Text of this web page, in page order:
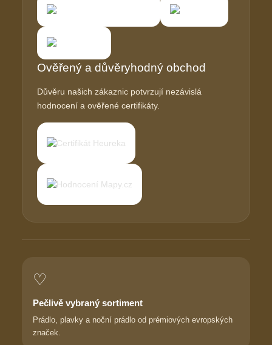
Ověřený a důvěryhodný obchod
Důvěru našich zákaznic potvrzují nezávislá
hodnocení a ověřené certifikáty.
♡
Pečlivě vybraný sortiment
Prádlo, plavky a noční prádlo od prémiových evropských
značek.